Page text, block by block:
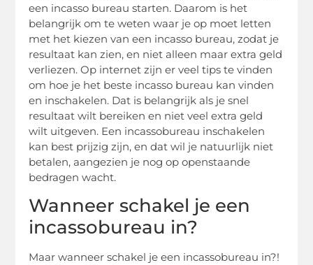
een incasso bureau starten. Daarom is het
belangrijk om te weten waar je op moet letten
met het kiezen van een incasso bureau, zodat je
resultaat kan zien, en niet alleen maar extra geld
verliezen. Op internet zijn er veel tips te vinden
om hoe je het beste incasso bureau kan vinden
en inschakelen. Dat is belangrijk als je snel
resultaat wilt bereiken en niet veel extra geld
wilt uitgeven. Een incassobureau inschakelen
kan best prijzig zijn, en dat wil je natuurlijk niet
betalen, aangezien je nog op openstaande
bedragen wacht.
Wanneer schakel je een
incassobureau in?
Maar wanneer schakel je een incassobureau in?!